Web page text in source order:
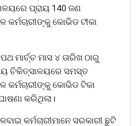
ପ୍ରାୟ 140 ଜଣ
କୋଭିଡ ଟୀକା
ମାର୍ଚ୍ଚ ମାସ ୪ ତାରିଖ ଠାରୁ
ଚିକିତ୍ସାଳୟରେ ସମସ୍ତ
କର୍ମଚାରୀଙ୍କୁ କୋଭିଡ ଟିକା
କରିଥିଲା।
କର୍ମଚାରୀମାନେ ସରକାରୀ ଛୁଟି